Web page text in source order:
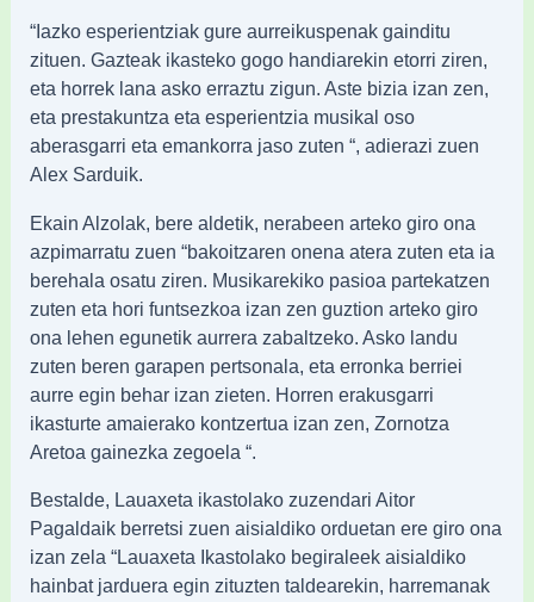
“Iazko esperientziak gure aurreikuspenak gainditu
zituen. Gazteak ikasteko gogo handiarekin etorri ziren,
eta horrek lana asko erraztu zigun. Aste bizia izan zen,
eta prestakuntza eta esperientzia musikal oso
aberasgarri eta emankorra jaso zuten “, adierazi zuen
Alex Sarduik.
Ekain Alzolak, bere aldetik, nerabeen arteko giro ona
azpimarratu zuen “bakoitzaren onena atera zuten eta ia
berehala osatu ziren. Musikarekiko pasioa partekatzen
zuten eta hori funtsezkoa izan zen guztion arteko giro
ona lehen egunetik aurrera zabaltzeko. Asko landu
zuten beren garapen pertsonala, eta erronka berriei
aurre egin behar izan zieten. Horren erakusgarri
ikasturte amaierako kontzertua izan zen, Zornotza
Aretoa gainezka zegoela “.
Bestalde, Lauaxeta ikastolako zuzendari Aitor
Pagaldaik berretsi zuen aisialdiko orduetan ere giro ona
izan zela “Lauaxeta Ikastolako begiraleek aisialdiko
hainbat jarduera egin zituzten taldearekin, harremanak